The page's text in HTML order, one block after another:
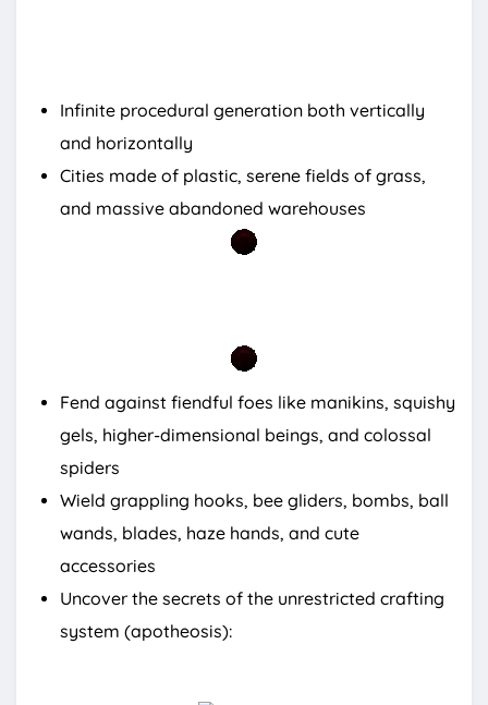
Infinite procedural generation both vertically
and horizontally
Cities made of plastic, serene fields of grass,
and massive abandoned warehouses
Fend against fiendful foes like manikins, squishy
gels, higher-dimensional beings, and colossal
spiders
Wield grappling hooks, bee gliders, bombs, ball
wands, blades, haze hands, and cute
accessories
Uncover the secrets of the unrestricted crafting
system (apotheosis):